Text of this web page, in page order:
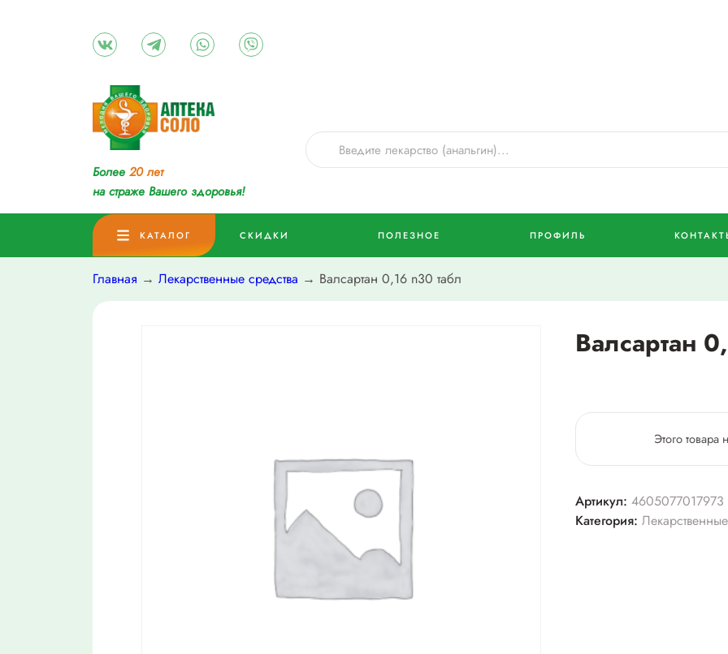
Более 20 лет
на страже Вашего здоровья!
КАТАЛОГ СКИДКИ ПОЛЕЗНОЕ ПРОФИЛЬ
Главная → Лекарственные средства → Валсартан 0,16 n30 табл
Валсартан
Этого товара
Артикул: 4605077017973
Категория: